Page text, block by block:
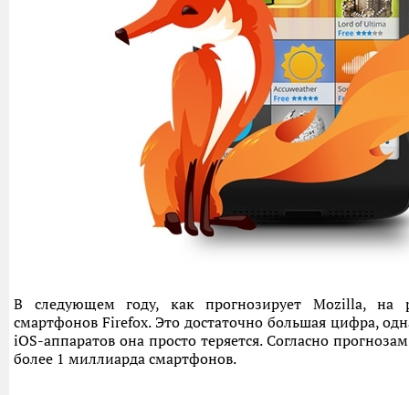
В следующем году, как прогнозирует Mozilla, на
смартфонов Firefox. Это достаточно большая цифра,
iOS-аппаратов она просто теряется. Согласно
более 1 миллиарда смартфонов.